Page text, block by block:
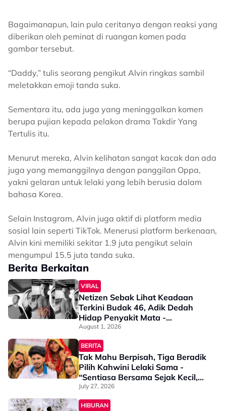
Bagaimanapun, lain pula ceritanya dengan reaksi yang
diberikan oleh peminat di ruangan komen pada
gambar tersebut.
“Daddy,” tulis seorang pengikut Alvin ringkas sambil
meletakkan emoji tanda suka.
Sementara itu, ada juga yang meninggalkan komen
berupa pujian kepada pelakon drama Takdir Yang
Tertulis itu.
Menurut mereka, Alvin kelihatan sangat kacak dan ada
juga yang memanggilnya dengan panggilan Oppa,
yakni gelaran untuk lelaki yang lebih berusia dalam
bahasa Korea.
Selain Instagram, Alvin juga aktif di platform media
sosial lain seperti TikTok. Menerusi platform berkenaan,
Alvin kini memiliki sekitar 1.9 juta pengikut selain
mengumpul 15.5 juta tanda suka.
Berita Berkaitan
VIRAL
Netizen Sebak Lihat Keadaan
Terkini Budak 46, Adik Dedah
Hidap Penyakit Mata -
“Penglihatan Dia Memang Slowly
Makin Tak Nampak…”
August 1, 2026
BERITA
Tak Mahu Berpisah, Tiga Beradik
Pilih Kahwini Lelaki Sama -
“Sentiasa Bersama Sejak Kecil,
Tak Dapat Bayangkan Hidup
Berjauhan”
July 27, 2026
HIBURAN